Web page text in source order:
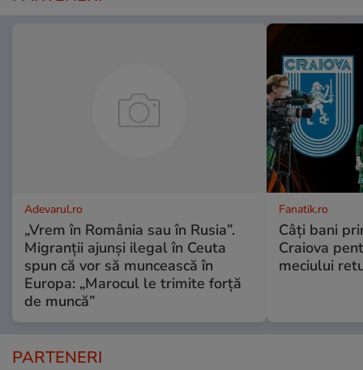
Adevarul.ro
„Vrem în România sau în Rusia”.
Migranții ajunși ilegal în Ceuta
spun că vor să muncească în
Europa: „Marocul le trimite forță
de muncă”
Fanatik.ro
Câți bani
Craiova
meciului
PARTENERI